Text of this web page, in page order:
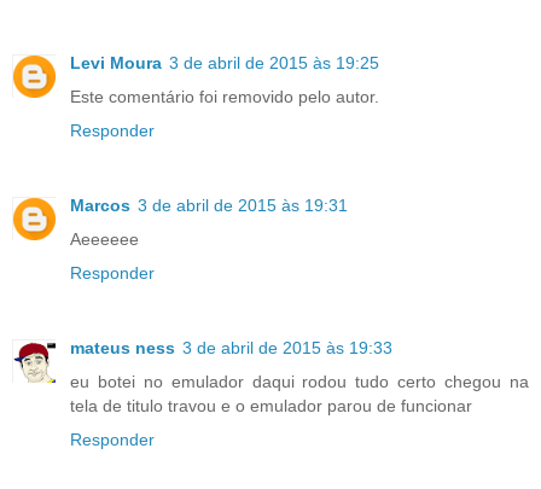
Levi Moura 3 de abril de 2015 às 19:25
Este comentário foi removido pelo autor.
Responder
Marcos 3 de abril de 2015 às 19:31
Aeeeeee
Responder
mateus ness 3 de abril de 2015 às 19:33
eu botei no emulador daqui rodou tudo certo chegou na
tela de titulo travou e o emulador parou de funcionar
Responder